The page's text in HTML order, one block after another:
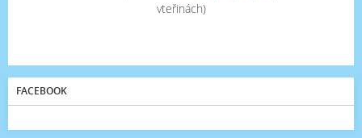
vteřinách)
FACEBOOK